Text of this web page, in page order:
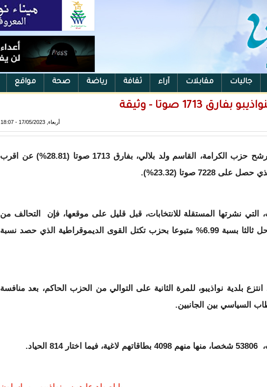
جاليات مقابلات آراء ثقافة رياضة صحة مواقع
1713 صوتا - وثيقة
أربعاء, 17/05/2023 - 18:07
للانتخابات البلدية بنواذيبو، فوز مرشح حزب الكرامة، القاسم ولد بلالي، بفارق 1713 صوتا (28.81%) عن اقرب
صوتا (23.32%).
التي نشرتها المستقلة للانتخابات، قبل قليل على موقعها، فإن التحالف من
أجل العدالة و الديمقراطية، قد حل ثالثا بسبة 6.99% متبوعا بحزب تكتل القوى الديموقراطية الذي حصد نسبة
بلدية نواذيبو، للمرة الثانية على التوالي من الحزب الحاكم، بعد منافسة
السياسي بين الجانبين.